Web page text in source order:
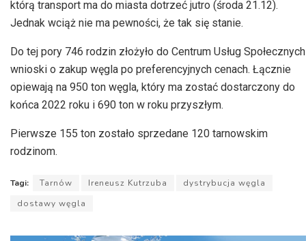
którą transport ma do miasta dotrzeć jutro (środa 21.12).
Jednak wciąż nie ma pewności, że tak się stanie.
Do tej pory 746 rodzin złożyło do Centrum Usług Społecznych
wnioski o zakup węgla po preferencyjnych cenach. Łącznie
opiewają na 950 ton węgla, który ma zostać dostarczony do
końca 2022 roku i 690 ton w roku przyszłym.
Pierwsze 155 ton zostało sprzedane 120 tarnowskim
rodzinom.
Tagi: Tarnów Ireneusz Kutrzuba
dystrybucja węgla
dostawy węgla